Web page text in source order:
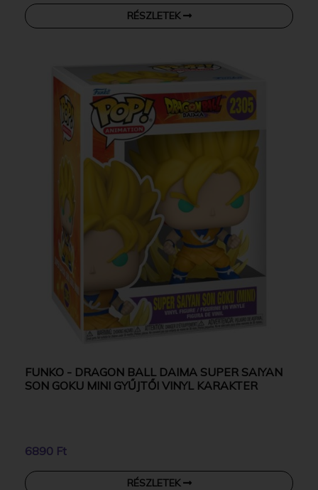
RÉSZLETEK
FUNKO - DRAGON BALL DAIMA SUPER SAIYAN
SON GOKU MINI GYŰJTŐI VINYL KARAKTER
6890 Ft
RÉSZLETEK